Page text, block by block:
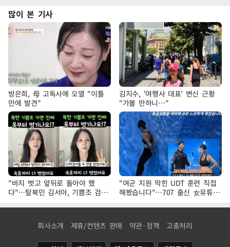
많이 본 기사
방은희, 母 고독사에 오열 "이틀
만에 발견"
김지수, '여행사 대표' 변신 근황
"가볼 만하니…"
"바지 벗고 앞뒤로 돌아야 했
다"…탈북민 김서아, 기쁨조 검사
수치심 회상
"여군 지원 막힌 UDT 훈련 직접
해봤습니다"…707 출신 女유튜버
'완벽 소화'
회사소개 제휴/컨텐츠 판매 약관·정책 고충처리